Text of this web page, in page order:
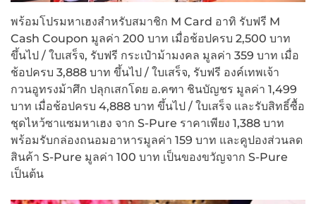
พร้อมโปรมหาเฮงสำหรับสมาชิก M Card อาทิ รับฟรี M
Cash Coupon มูลค่า 200 บาท เมื่อช้อปครบ 2,500 บาท
ขึ้นไป / ใบเสร็จ, รับฟรี กระเป๋าม้ามงคล มูลค่า 359 บาท เมื่อ
ช้อปครบ 3,888 บาท ขึ้นไป / ใบเสร็จ, รับฟรี องค์เทพเจ้า
กวนอูทรงม้าศึก ปลุกเสกโดย อ.คฑา ชินบัญชร มูลค่า 1,499
บาท เมื่อช้อปครบ 4,888 บาท ขึ้นไป / ใบเสร็จ และรับสิทธิ์ซื้อ
ชุดไหว้ซาแซมหาเฮง จาก S-Pure ราคาเพียง 1,388 บาท
พร้อมรับกล่องถนอมอาหารมูลค่า 159 บาท และคูปองส่วนลด
สินค้า S-Pure มูลค่า 100 บาท เป็นของขวัญจาก S-Pure
เป็นต้น